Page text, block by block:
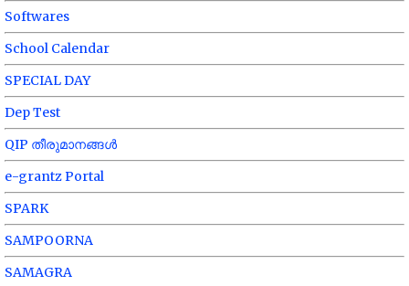
Softwares
School Calendar
SPECIAL DAY
Dep Test
QIP തീരുമാനങ്ങൾ
e-grantz Portal
SPARK
SAMPOORNA
SAMAGRA